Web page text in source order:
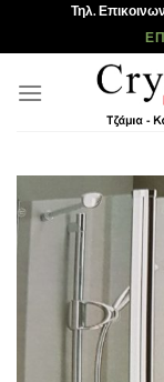
Τηλ.